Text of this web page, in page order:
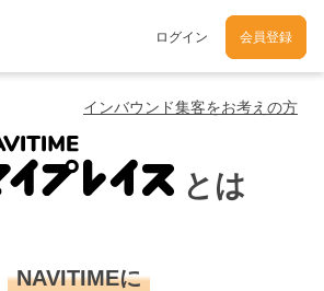
ログイン 会員登録
インバウンド集客をお考えの方
とは
NAVITIMEに